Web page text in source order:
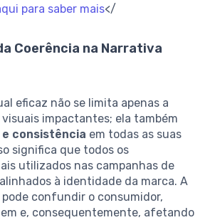
para saber mais</
Coerência na Narrativa
eficaz não se limita apenas a
impactantes; ela também
consistência em todas as suas
significa que todos os
utilizados nas campanhas de
à identidade da marca. A
confundir o consumidor,
e, consequentemente, afetando